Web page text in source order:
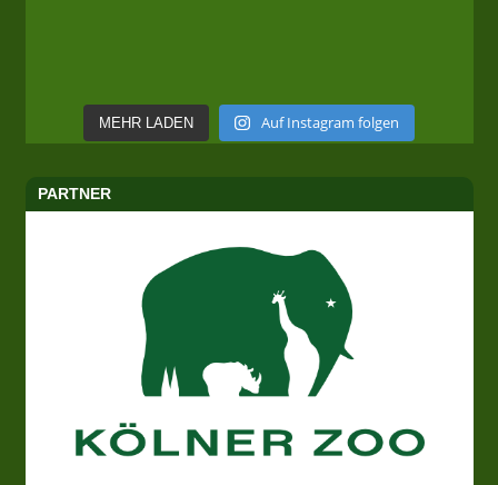
MEHR LADEN Auf Instagram folgen
PARTNER